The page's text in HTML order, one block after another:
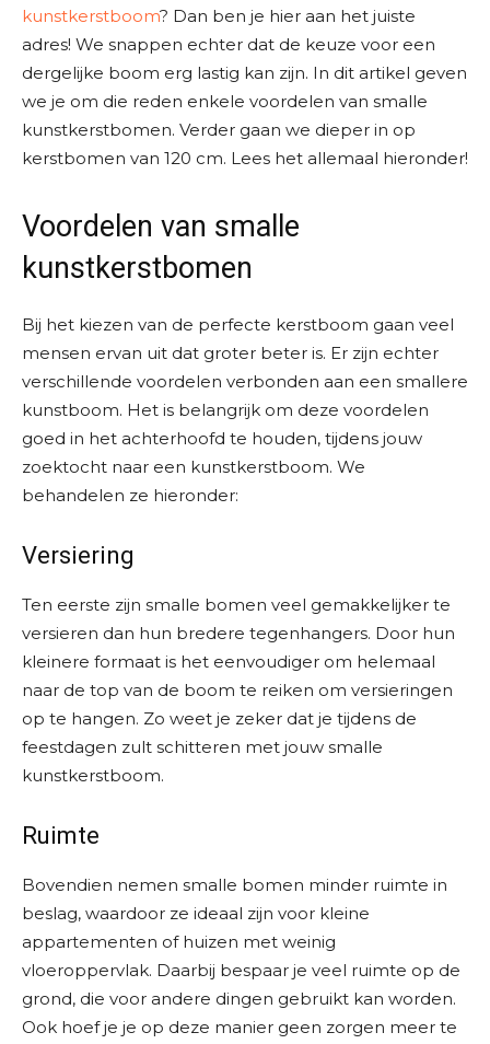
kunstkerstboom? Dan ben je hier aan het juiste
adres! We snappen echter dat de keuze voor een
dergelijke boom erg lastig kan zijn. In dit artikel geven
we je om die reden enkele voordelen van smalle
kunstkerstbomen. Verder gaan we dieper in op
kerstbomen van 120 cm. Lees het allemaal hieronder!
Voordelen van smalle
kunstkerstbomen
Bij het kiezen van de perfecte kerstboom gaan veel
mensen ervan uit dat groter beter is. Er zijn echter
verschillende voordelen verbonden aan een smallere
kunstboom. Het is belangrijk om deze voordelen
goed in het achterhoofd te houden, tijdens jouw
zoektocht naar een kunstkerstboom. We
behandelen ze hieronder:
Versiering
Ten eerste zijn smalle bomen veel gemakkelijker te
versieren dan hun bredere tegenhangers. Door hun
kleinere formaat is het eenvoudiger om helemaal
naar de top van de boom te reiken om versieringen
op te hangen. Zo weet je zeker dat je tijdens de
feestdagen zult schitteren met jouw smalle
kunstkerstboom.
Ruimte
Bovendien nemen smalle bomen minder ruimte in
beslag, waardoor ze ideaal zijn voor kleine
appartementen of huizen met weinig
vloeroppervlak. Daarbij bespaar je veel ruimte op de
grond, die voor andere dingen gebruikt kan worden.
Ook hoef je je op deze manier geen zorgen meer te